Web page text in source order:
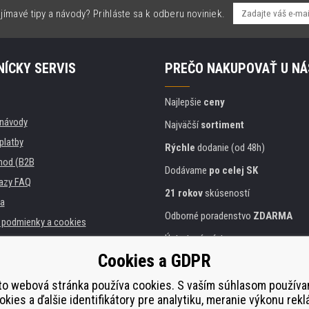
tipy a návody? Prihláste sa k odberu noviniek.
SERVIS
(B2B
FAQ
a cookies
PREČO NAKUPOVAŤ U
Najlepšie ceny
Najväčšísortiment
Rýchle dodanie (od 48h)
Dodávame po celej SK
21 rokovskúseností
Odborné poradenstvo ZDARMA
Ústretový prístup
Zlatýcertifikát
Bezpečnéon-line platby
Cookies a GDPR
webová stránka používa cookies. S vaším súhlasom
a ďalšie identifikátory pre analytiku, meranie výkonu